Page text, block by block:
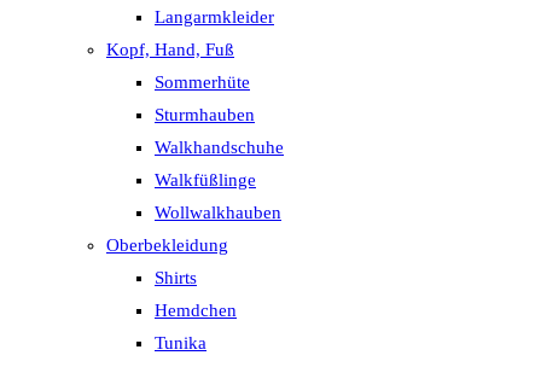
Langarmkleider
Kopf, Hand, Fuß
Sommerhüte
Sturmhauben
Walkhandschuhe
Walkfüßlinge
Wollwalkhauben
Oberbekleidung
Shirts
Hemdchen
Tunika